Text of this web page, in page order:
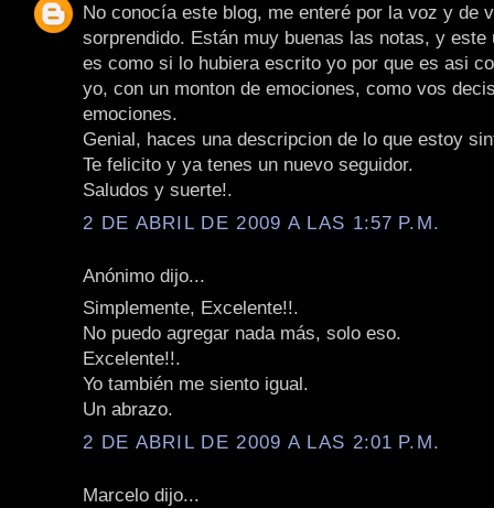
No conocía este blog, me enteré por la voz y de
sorprendido. Están muy buenas las notas, y
es como si lo hubiera escrito yo por que es asi
yo, con un monton de emociones, como vos
emociones.
Genial, haces una descripcion de lo que estoy
Te felicito y ya tenes un nuevo seguidor.
Saludos y suerte!.
2 DE ABRIL DE 2009 A LAS 1:57 P.M.
Anónimo dijo...
Simplemente, Excelente!!.
No puedo agregar nada más, solo eso.
Excelente!!.
Yo también me siento igual.
Un abrazo.
2 DE ABRIL DE 2009 A LAS 2:01 P.M.
Marcelo dijo...